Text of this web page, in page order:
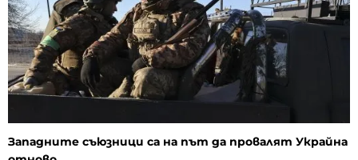
Западните съюзници са на път да провалят Украйна